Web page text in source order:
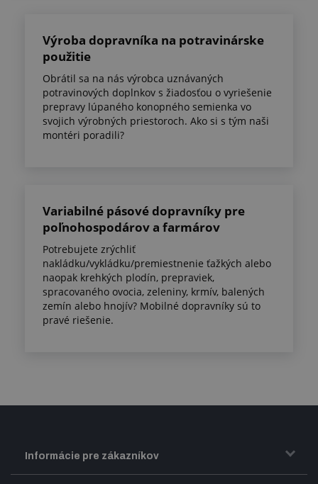
Výroba dopravníka na potravinárske
použitie
Obrátil sa na nás výrobca uznávaných
potravinových doplnkov s žiadosťou o vyriešenie
prepravy lúpaného konopného semienka vo
svojich výrobných priestoroch. Ako si s tým naši
montéri poradili?
Variabilné pásové dopravníky pre
poľnohospodárov a farmárov
Potrebujete zrýchliť
nakládku/vykládku/premiestnenie ťažkých alebo
naopak krehkých plodín, prepraviek,
spracovaného ovocia, zeleniny, krmív, balených
zemín alebo hnojív? Mobilné dopravníky sú to
pravé riešenie.
Informácie pre zákazníkov